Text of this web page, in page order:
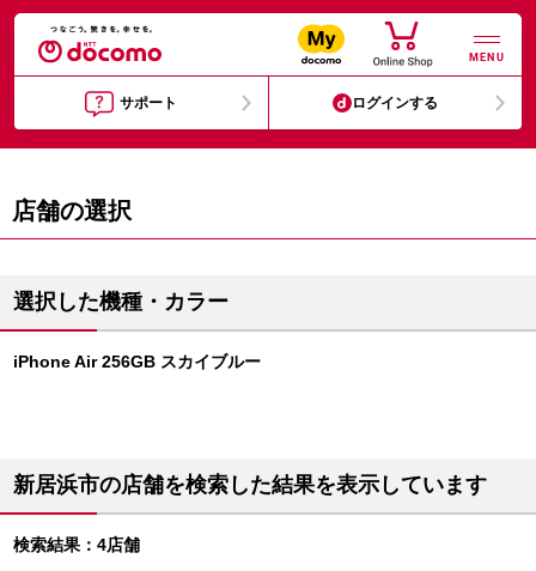
MENU
サポート ログインする
店舗の選択
選択した機種・カラー
iPhone Air 256GB スカイブルー
新居浜市の店舗を検索した結果を表示しています
検索結果：4店舗